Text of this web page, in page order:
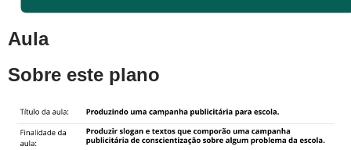
Aula
Sobre este plano